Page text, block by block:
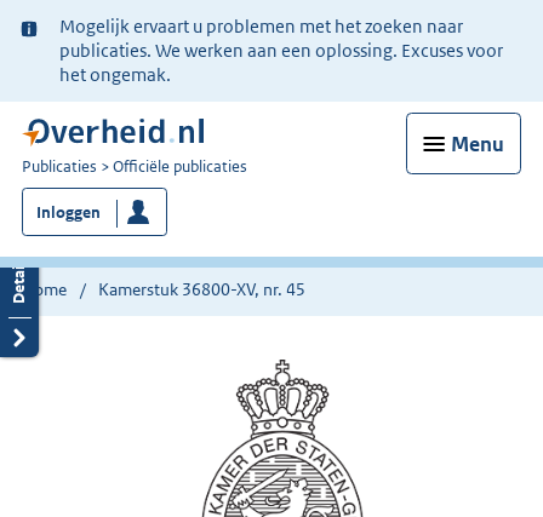
Ter
informatie:
Mogelijk ervaart u problemen met het zoeken naar
publicaties. We werken aan een oplossing. Excuses voor
het ongemak.
Menu
U
bent
nu
hier:
Publicaties Officiële publicaties
Inloggen
Home Kamerstuk 36800-XV, nr. 45